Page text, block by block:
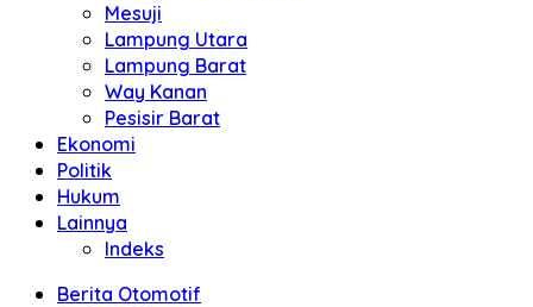
Mesuji
Lampung Utara
Lampung Barat
Way Kanan
Pesisir Barat
Ekonomi
Politik
Hukum
Lainnya
Indeks
Berita Otomotif